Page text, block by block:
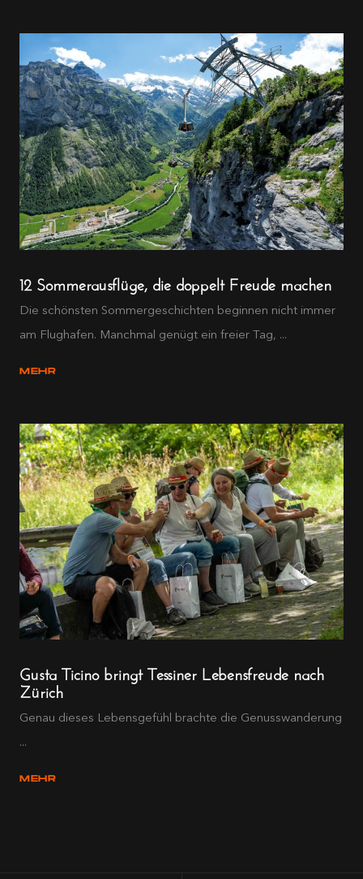
12 Sommerausflüge, die doppelt Freude machen
Die schönsten Sommergeschichten beginnen nicht immer
am Flughafen. Manchmal genügt ein freier Tag, ...
MEHR
Gusta Ticino bringt Tessiner Lebensfreude nach
Zürich
Genau dieses Lebensgefühl brachte die Genusswanderung
...
MEHR